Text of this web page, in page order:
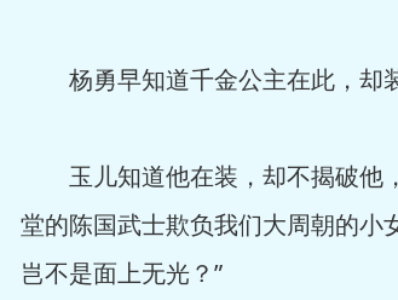
杨勇早知道千金公主在此，却装
玉儿知道他在装，却不揭破他，
堂的陈国武士欺负我们大周朝的小
岂不是面上无光？”